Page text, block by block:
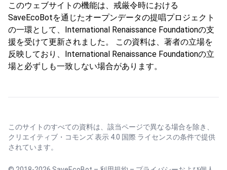
このウェブサイトの機能は、戒厳令時における
SaveEcoBotを通じたオープンデータの提唱プロジェクト
の一環として、International Renaissance Foundationの支
援を受けて更新されました。 この資料は、著者の立場を
反映しており、International Renaissance Foundationの立
場と必ずしも一致しない場合があります。
このサイトのすべての資料は、該当ページで異なる場合を除き、
クリエイティブ・コモンズ 表示 4.0 国際 ライセンスの条件で提供
されています。